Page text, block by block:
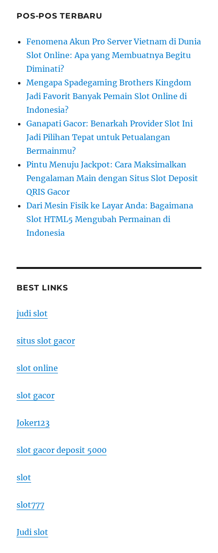
POS-POS TERBARU
Fenomena Akun Pro Server Vietnam di Dunia
Slot Online: Apa yang Membuatnya Begitu
Diminati?
Mengapa Spadegaming Brothers Kingdom
Jadi Favorit Banyak Pemain Slot Online di
Indonesia?
Ganapati Gacor: Benarkah Provider Slot Ini
Jadi Pilihan Tepat untuk Petualangan
Bermainmu?
Pintu Menuju Jackpot: Cara Maksimalkan
Pengalaman Main dengan Situs Slot Deposit
QRIS Gacor
Dari Mesin Fisik ke Layar Anda: Bagaimana
Slot HTML5 Mengubah Permainan di
Indonesia
BEST LINKS
judi slot
situs slot gacor
slot online
slot gacor
Joker123
slot gacor deposit 5000
slot
slot777
Judi slot